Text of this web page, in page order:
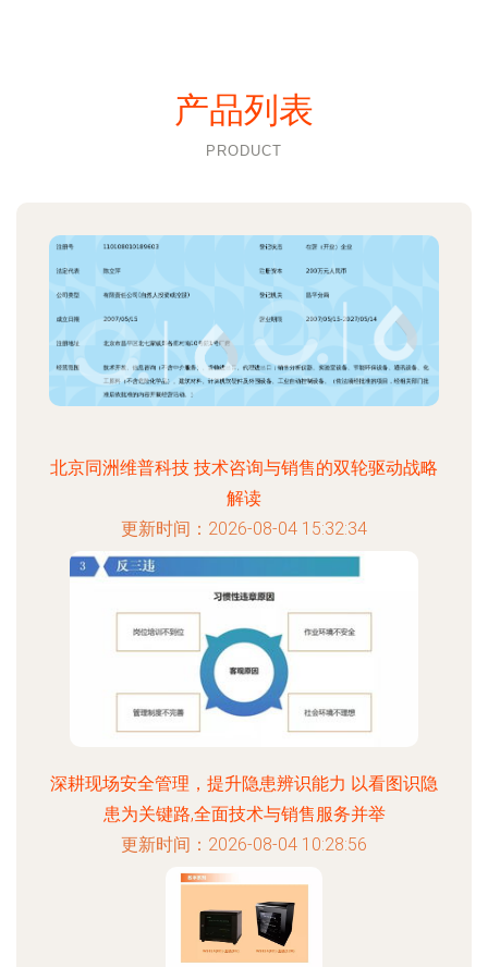
产品列表
PRODUCT
北京同洲维普科技 技术咨询与销售的双轮驱动战略
解读
更新时间：2026-08-04 15:32:34
深耕现场安全管理，提升隐患辨识能力 以看图识隐
患为关键路,全面技术与销售服务并举
更新时间：2026-08-04 10:28:56